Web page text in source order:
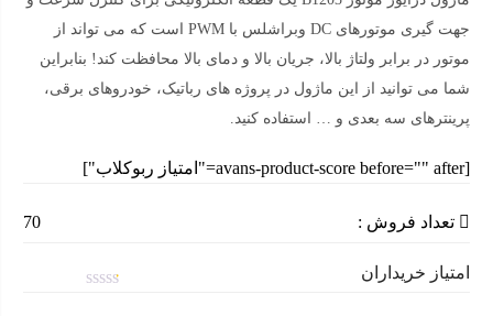
جهت گیری موتورهای DC وبراشلس با PWM است که می تواند از
موتور در برابر ولتاژ بالا، جریان بالا و دمای بالا محافظت کند! بنابراین
شما می توانید از این ماژول در پروژه های رباتیک، خودروهای برقی،
پرینترهای سه بعدی و … استفاده کنید.
[avans-product-score before="" after="امتیاز ربوکلاب"]
تعداد فروش : 70
امتیاز خریداران